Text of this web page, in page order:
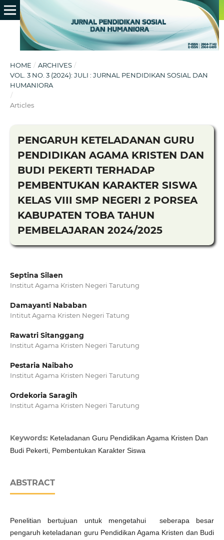
HOME / ARCHIVES /
VOL. 3 NO. 3 (2024): JULI : JURNAL PENDIDIKAN SOSIAL DAN
HUMANIORA
/
Articles
PENGARUH KETELADANAN GURU
PENDIDIKAN AGAMA KRISTEN DAN
BUDI PEKERTI TERHADAP
PEMBENTUKAN KARAKTER SISWA
KELAS VIII SMP NEGERI 2 PORSEA
KABUPATEN TOBA TAHUN
PEMBELAJARAN 2024/2025
Septina Silaen
Institut Agama Kristen Negeri Tarutung
Damayanti Nababan
Intitut Agama Kristen Negeri Tatung
Rawatri Sitanggang
Institut Agama Kristen Negeri Tarutung
Pestaria Naibaho
Institut Agama Kristen Negeri Tarutung
Ordekoria Saragih
Institut Agama Kristen Negeri Tarutung
Keywords: Keteladanan Guru Pendidikan Agama Kristen Dan
Budi Pekerti, Pembentukan Karakter Siswa
ABSTRACT
Penelitian bertujuan untuk mengetahui seberapa besar
pengaruh keteladanan guru Pendidikan Agama Kristen dan Budi